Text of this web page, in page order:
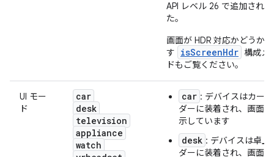
API レベル 26 で追加され
た。
画面が HDR 対応かどうか
す
isScreenHdr 構成メ
ドもご覧ください。
UI モー
ド
car
desk
television
appliance
watch
car : デバイスはカー
ダーに装着され、画面
示しています
desk : デバイスは卓上
ダーに装着され、画面